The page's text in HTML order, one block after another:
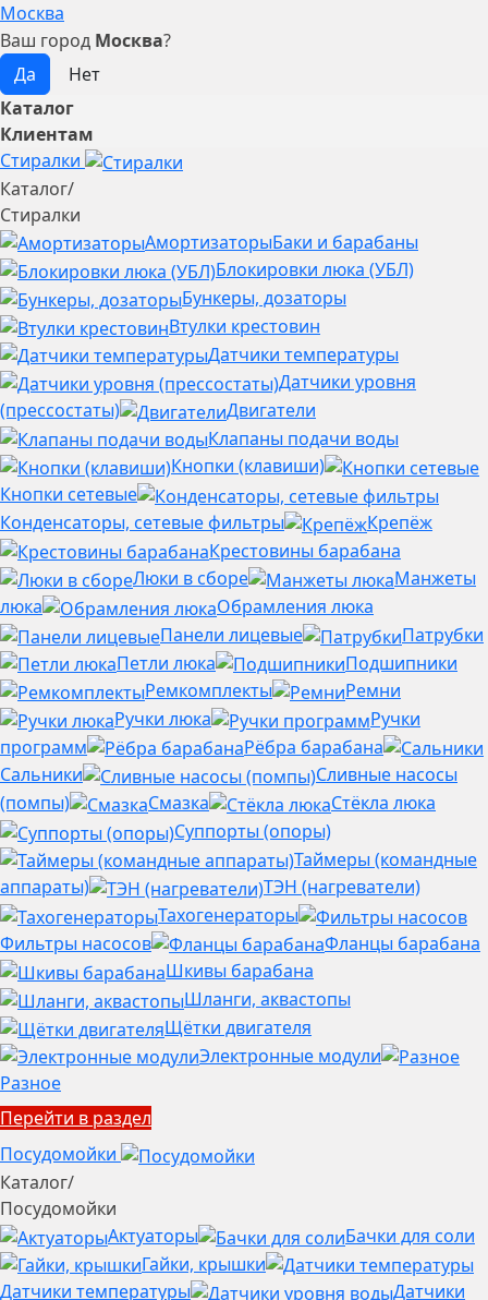
Москва
Ваш город Москва?
Каталог
Клиентам
Стиралки
Каталог/
Стиралки
АмортизаторыБаки и барабаны
Блокировки люка (УБЛ)
Бункеры, дозаторы
Втулки крестовин
Датчики температуры
Датчики уровня
(прессостаты)
Двигатели
Клапаны подачи воды
Кнопки (клавиши)
Кнопки сетевые
Конденсаторы, сетевые фильтры
Крепёж
Крестовины барабана
Люки в сборе
Манжеты
люка
Обрамления люка
Панели лицевые
Патрубки
Петли люка
Подшипники
Ремкомплекты
Ремни
Ручки люка
Ручки
программ
Рёбра барабана
Сальники
Сливные насосы
(помпы)
Смазка
Стёкла люка
Суппорты (опоры)
Таймеры (командные
аппараты)
ТЭН (нагреватели)
Тахогенераторы
Фильтры насосов
Фланцы барабана
Шкивы барабана
Шланги, аквастопы
Щётки двигателя
Электронные модули
Разное
Перейти в раздел
Посудомойки
Каталог/
Посудомойки
Актуаторы
Бачки для соли
Гайки, крышки
Датчики температуры
Датчики